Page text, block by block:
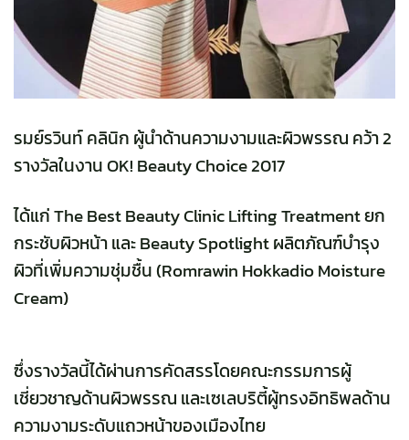
รมย์รวินท์ คลินิก ผู้นำด้านความงามและผิวพรรณ คว้า 2
รางวัลในงาน OK! Beauty Choice 2017
ได้แก่ The Best Beauty Clinic Lifting Treatment ยก
กระชับผิวหน้า และ Beauty Spotlight ผลิตภัณฑ์บำรุง
ผิวที่เพิ่มความชุ่มชื้น (Romrawin Hokkadio Moisture
Cream)
ซึ่งรางวัลนี้ได้ผ่านการคัดสรรโดยคณะกรรมการผู้
เชี่ยวชาญด้านผิวพรรณ และเซเลบริตี้ผู้ทรงอิทธิพลด้าน
ความงามระดับแถวหน้าของเมืองไทย